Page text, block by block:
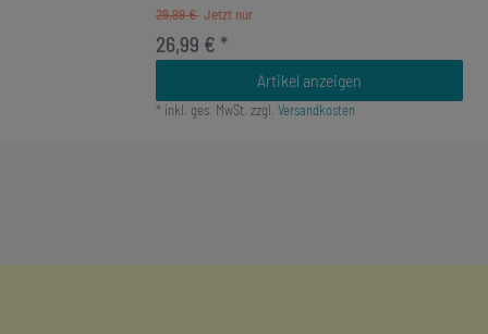
29,99 €
26,99 € *
Artikel anzeigen
* inkl. ges. MwSt. zzgl. Versandkosten